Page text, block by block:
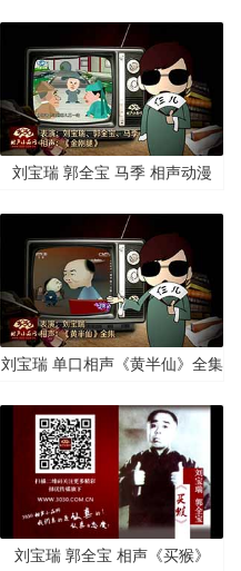
刘宝瑞 郭全宝 马季 相声动漫
刘宝瑞 单口相声《黄半仙》全集
刘宝瑞 郭全宝 相声《买猴》